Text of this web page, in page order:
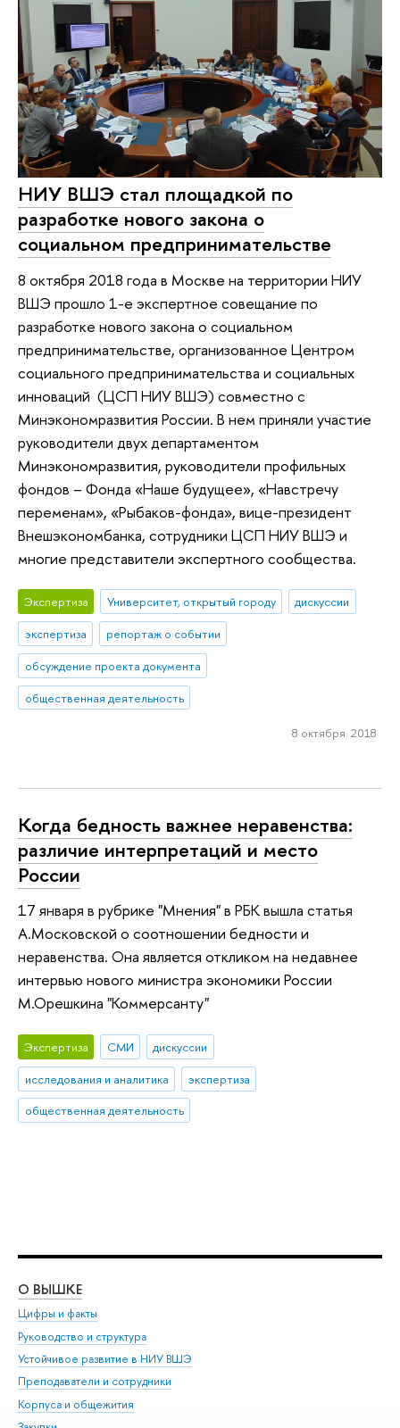
НИУ ВШЭ стал площадкой по
разработке нового закона о
социальном предпринимательстве
8 октября 2018 года в Москве на территории НИУ
ВШЭ прошло 1-е экспертное совещание по
разработке нового закона о социальном
предпринимательстве, организованное Центром
социального предпринимательства и социальных
инноваций (ЦСП НИУ ВШЭ) совместно с
Минэкономразвития России. В нем приняли участие
руководители двух департаментом
Минэкономразвития, руководители профильных
фондов – Фонда «Наше будущее», «Навстречу
переменам», «Рыбаков-фонда», вице-президент
Внешэкономбанка, сотрудники ЦСП НИУ ВШЭ и
многие представители экспертного сообщества.
Экспертиза Университет, открытый городу
дискуссии
экспертиза
репортаж о событии
обсуждение проекта документа
общественная деятельность
8 октября 2018
Когда бедность важнее неравенства:
различие интерпретаций и место
России
17 января в рубрике "Мнения" в РБК вышла статья
А.Московской о соотношении бедности и
неравенства. Она является откликом на недавнее
интервью нового министра экономики России
М.Орешкина "Коммерсанту"
Экспертиза СМИ
дискуссии
исследования и аналитика
экспертиза
общественная деятельность
О ВЫШКЕ
Цифры и факты
Руководство и структура
Устойчивое развитие в НИУ ВШЭ
Преподаватели и сотрудники
Корпуса и общежития